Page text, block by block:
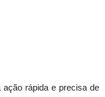
ação rápida e precisa de